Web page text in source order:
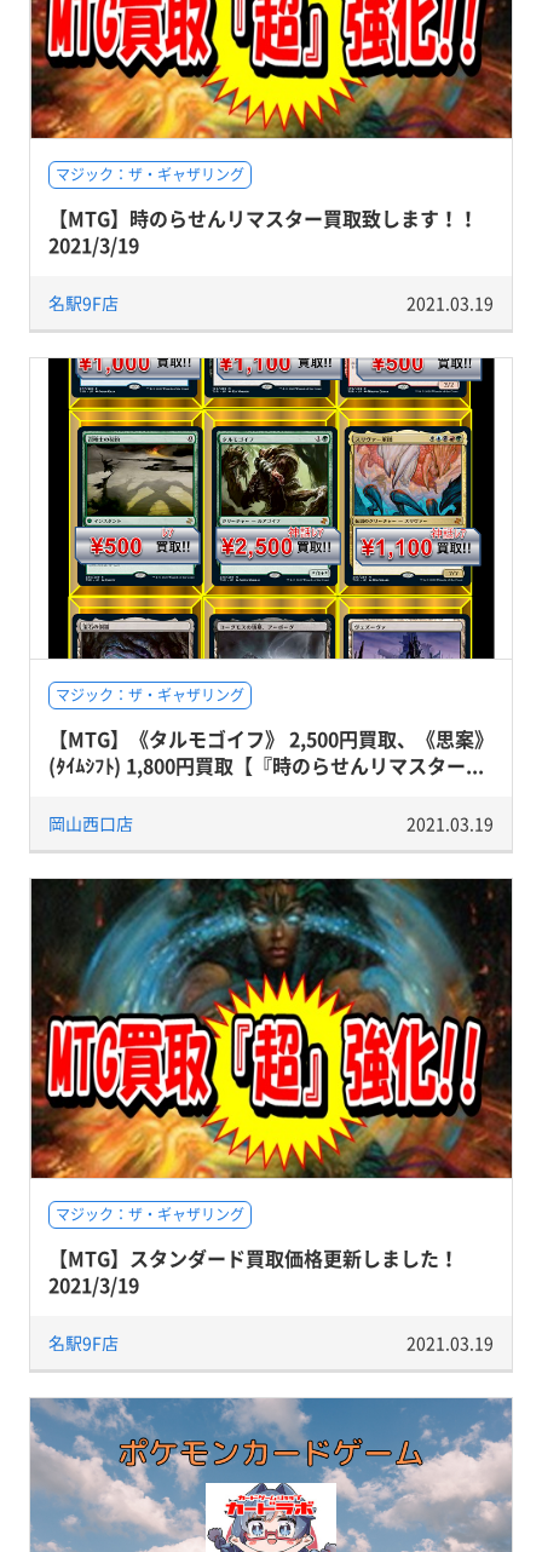
マジック：ザ・ギャザリング
【MTG】時のらせんリマスター買取致します！！
2021/3/19
名駅9F店 2021.03.19
マジック：ザ・ギャザリング
【MTG】《タルモゴイフ》 2,500円買取、《思案》
(ﾀｲﾑｼﾌﾄ) 1,800円買取【『時のらせんリマスター...
岡山西口店 2021.03.19
マジック：ザ・ギャザリング
【MTG】スタンダード買取価格更新しました！
2021/3/19
名駅9F店 2021.03.19